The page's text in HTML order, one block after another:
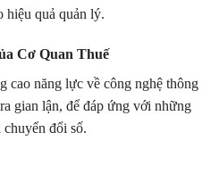
hiệu quả quản lý.
Cơ Quan Thuế
cao năng lực về công nghệ thông
gian lận, để đáp ứng với những
đổi số.